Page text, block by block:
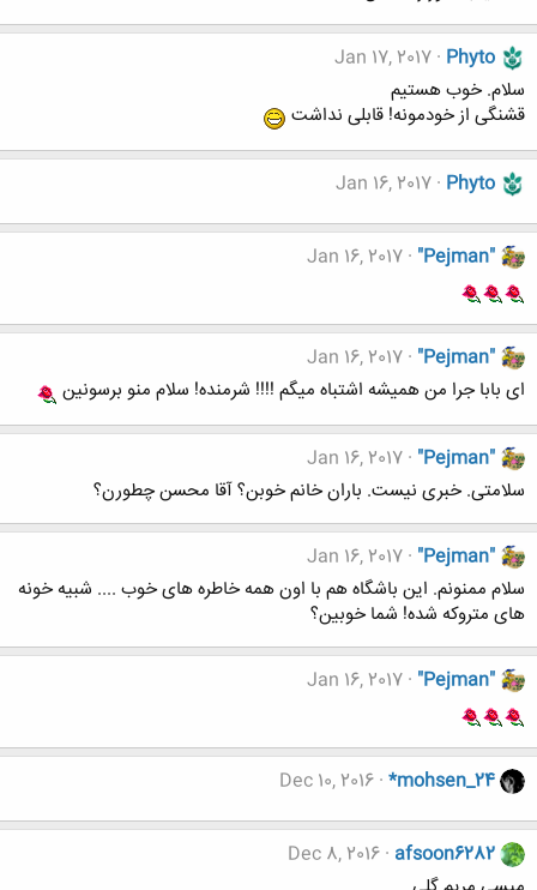
Phyto
Jan 17, 2017
سلام. خوب هستیم
قشنگی از خودمونه! قابلی نداشت
Phyto
Jan 16, 2017
"Pejman"
Jan 16, 2017
"Pejman"
Jan 16, 2017
ای بابا جرا من همیشه اشتباه میگم !!!! شرمنده! سلام منو برسونین
"Pejman"
Jan 16, 2017
سلامتی. خبری نیست. باران خانم خوبن؟ آقا محسن چطورن؟
"Pejman"
Jan 16, 2017
سلام ممنونم. این باشگاه هم با اون همه خاطره های خوب .... شبیه خونه
های متروکه شده! شما خوبین؟
"Pejman"
Jan 16, 2017
*mohsen_24
Dec 10, 2016
afsoon6282
Dec 8, 2016